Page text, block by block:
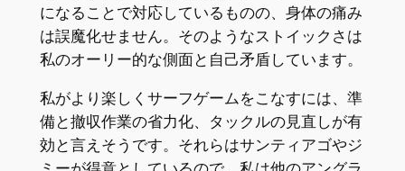
になることで対応しているものの、身体の痛み
は誤魔化せません。そのようなストイックさは
私のオーリー的な側面と自己矛盾しています。
私がより楽しくサーフゲームをこなすには、準
備と撤収作業の省力化、タックルの見直しが有
効と言えそうです。それらはサンティアゴやジ